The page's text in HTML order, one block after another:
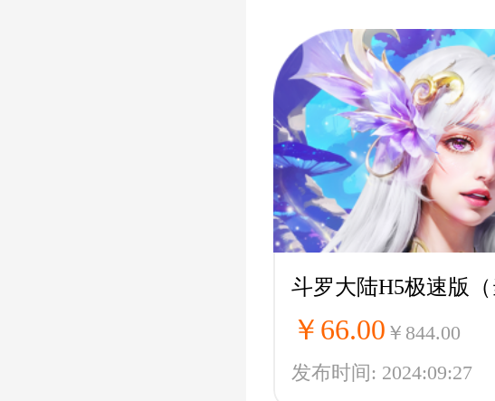
￥66.00 ￥844.00
发布时间: 2024:09:27